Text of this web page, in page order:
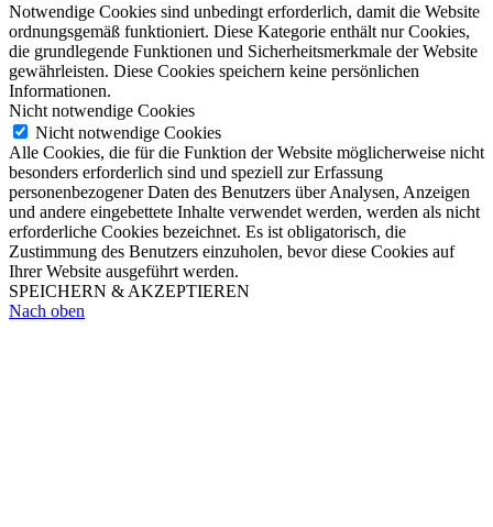
Notwendige Cookies sind unbedingt erforderlich, damit die Website
ordnungsgemäß funktioniert. Diese Kategorie enthält nur Cookies,
die grundlegende Funktionen und Sicherheitsmerkmale der Website
gewährleisten. Diese Cookies speichern keine persönlichen
Informationen.
Nicht notwendige Cookies
Nicht notwendige Cookies
Alle Cookies, die für die Funktion der Website möglicherweise nicht
besonders erforderlich sind und speziell zur Erfassung
personenbezogener Daten des Benutzers über Analysen, Anzeigen
und andere eingebettete Inhalte verwendet werden, werden als nicht
erforderliche Cookies bezeichnet. Es ist obligatorisch, die
Zustimmung des Benutzers einzuholen, bevor diese Cookies auf
Ihrer Website ausgeführt werden.
SPEICHERN & AKZEPTIEREN
Nach oben